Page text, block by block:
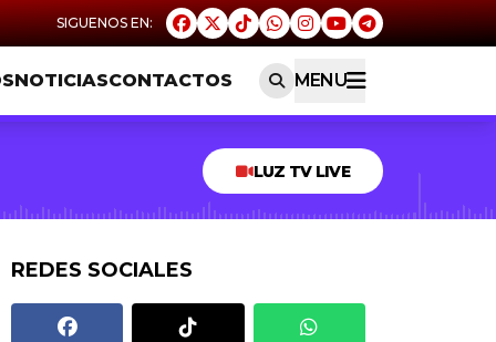
NOTICIASCONTACTOS MENU
LUZ TV LIVE
REDES SOCIALES